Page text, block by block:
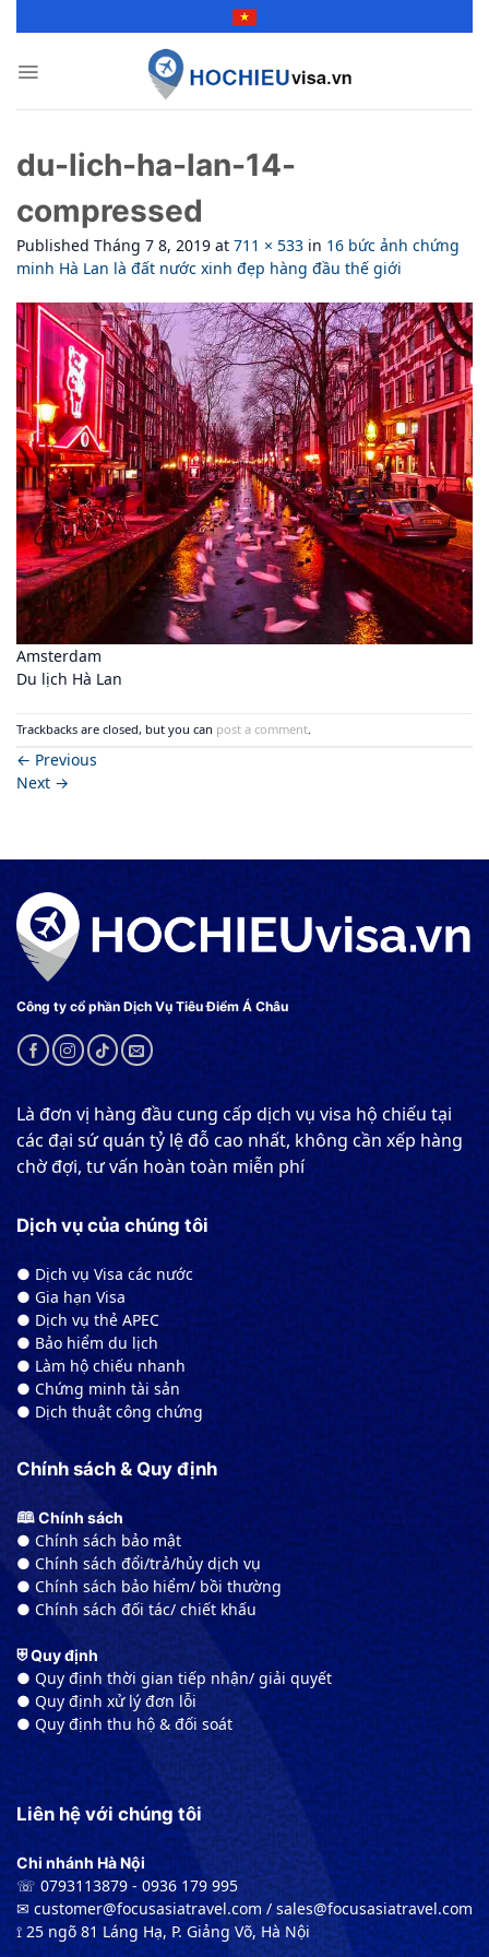
du-lich-ha-lan-14-
compressed
Published Tháng 7 8, 2019 at 711 × 533 in 16 bức ảnh chứng
minh Hà Lan là đất nước xinh đẹp hàng đầu thế giới
Amsterdam
Du lịch Hà Lan
Trackbacks are closed, but you can post a comment
← Previous
Next →
Công ty cổ phần Dịch Vụ Tiêu Điểm Á Châu
Là đơn vị hàng đầu cung cấp dịch vụ visa hộ chiếu tại
các đại sứ quán tỷ lệ đỗ cao nhất, không cần xếp hàng
chờ đợi, tư vấn hoàn toàn miễn phí
Dịch vụ của chúng tôi
● Dịch vụ Visa các nước
● Gia hạn Visa
● Dịch vụ thẻ APEC
● Bảo hiểm du lịch
● Làm hộ chiếu nhanh
● Chứng minh tài sản
● Dịch thuật công chứng
Chính sách & Quy định
🕮 Chính sách
● Chính sách bảo mật
● Chính sách đổi/trả/hủy dịch vụ
● Chính sách bảo hiểm/ bồi thường
● Chính sách đối tác/ chiết khấu
⛨ Quy định
● Quy định thời gian tiếp nhận/ giải quyết
● Quy định xử lý đơn lỗi
● Quy định thu hộ & đối soát
Liên hệ với chúng tôi
Chi nhánh Hà Nội
☏ 0793113879 - 0936 179 995
✉︎ customer@focusasiatravel.com / sales@focusasiatravel.com
⟟ 25 ngõ 81 Láng Hạ, P. Giảng Võ, Hà Nội